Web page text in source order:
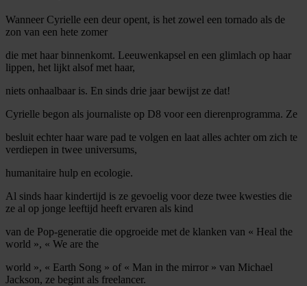
Wanneer Cyrielle een deur opent, is het zowel een tornado als de
zon van een hete zomer
die met haar binnenkomt. Leeuwenkapsel en een glimlach op haar
lippen, het lijkt alsof met haar,
niets onhaalbaar is. En sinds drie jaar bewijst ze dat!
Cyrielle begon als journaliste op D8 voor een dierenprogramma. Ze
besluit echter haar ware pad te volgen en laat alles achter om zich te
verdiepen in twee universums,
humanitaire hulp en ecologie.
Al sinds haar kindertijd is ze gevoelig voor deze twee kwesties die
ze al op jonge leeftijd heeft ervaren als kind
van de Pop-generatie die opgroeide met de klanken van « Heal the
world », « We are the
world », « Earth Song » of « Man in the mirror » van Michael
Jackson, ze begint als freelancer.